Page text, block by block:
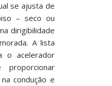
se ajusta de
– seco ou
dirigibilidade
A lista
o acelerador
proporcionar
condução e